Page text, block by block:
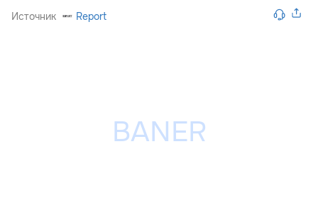
Источник Report